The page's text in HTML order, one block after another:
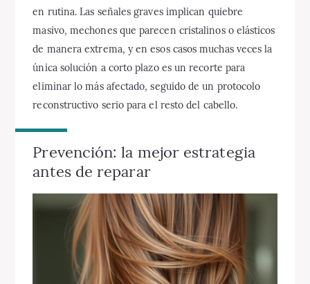
en rutina. Las señales graves implican quiebre
masivo, mechones que parecen cristalinos o elásticos
de manera extrema, y en esos casos muchas veces la
única solución a corto plazo es un recorte para
eliminar lo más afectado, seguido de un protocolo
reconstructivo serio para el resto del cabello.
Prevención: la mejor estrategia
antes de reparar